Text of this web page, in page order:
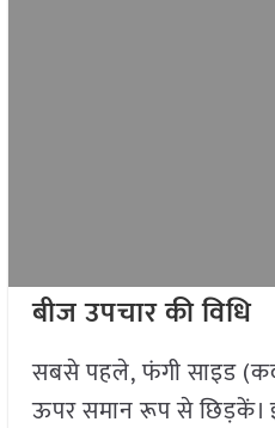
बीज उपचार की विधि
सबसे पहले, फंगी साइड
ऊपर समान रूप से छिड़कें।